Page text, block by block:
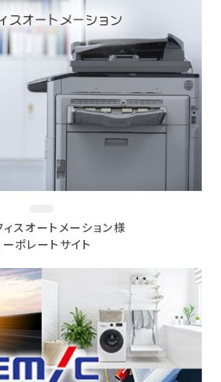
ィスオートメーション様
ーポレートサイト